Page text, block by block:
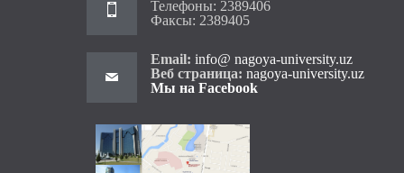
Телефоны: 2389406
Факсы: 2389405
Email: info@ nagoya-university.uz
Веб страница:nagoya-university.uz
Мы на Facebook